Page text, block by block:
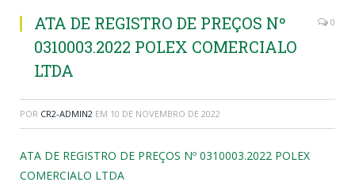
ATA DE REGISTRO DE PREÇOS Nº
0310003.2022 POLEX COMERCIALO
LTDA
0
POR CR2-ADMIN2 EM 10 DE NOVEMBRO DE 2022
ATA DE REGISTRO DE PREÇOS Nº 0310003.2022 POLEX
COMERCIALO LTDA